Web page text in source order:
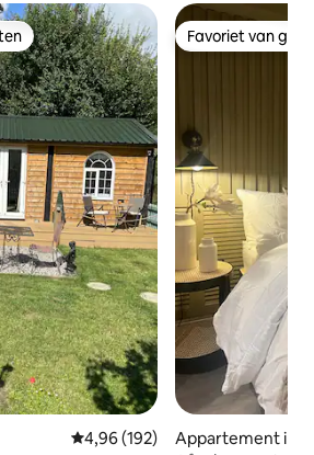
Gemiddelde beoordeling van
4,96 (192)
Favoriet van
Favoriet van
Appartement in